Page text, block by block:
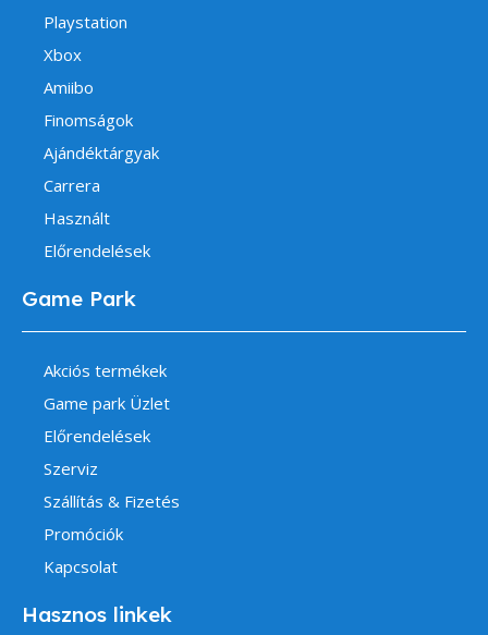
Playstation
Xbox
Amiibo
Finomságok
Ajándéktárgyak
Carrera
Használt
Előrendelések
Game Park
Akciós termékek
Game park Üzlet
Előrendelések
Szerviz
Szállítás & Fizetés
Promóciók
Kapcsolat
Hasznos linkek